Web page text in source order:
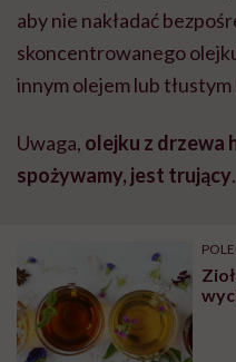
aby nie nakładać
skoncentrowanego
innym olejem lub
Uwaga, olejku z drzewa
spożywamy, jest trujący.